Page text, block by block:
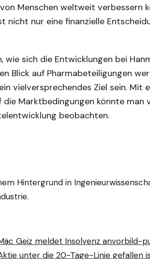
Menschen weltweit verbessern
nicht nur eine finanzielle
sich die Entwicklungen bei
Blick auf Pharmabeteiligungen
vielversprechendes Ziel sein. Mit
die Marktbedingungen könnte man
beobachten.
Hintergrund in
Geiz meldet Insolvenz anvorbild-
unter die 20-Tage-Linie gefallen